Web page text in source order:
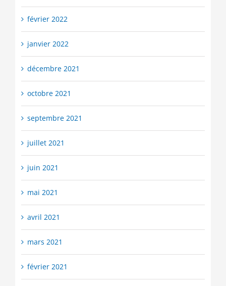
février 2022
janvier 2022
décembre 2021
octobre 2021
septembre 2021
juillet 2021
juin 2021
mai 2021
avril 2021
mars 2021
février 2021